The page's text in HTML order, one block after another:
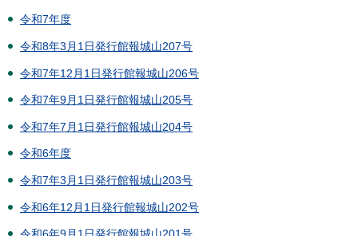
令和7年度
令和8年3月1日発行館報城山207号
令和7年12月1日発行館報城山206号
令和7年9月1日発行館報城山205号
令和7年7月1日発行館報城山204号
令和6年度
令和7年3月1日発行館報城山203号
令和6年12月1日発行館報城山202号